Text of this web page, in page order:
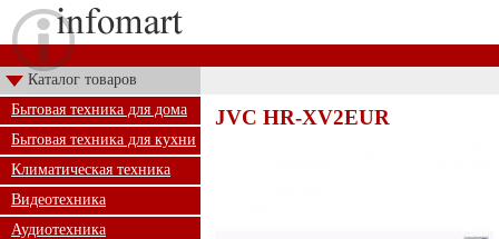
Каталог товаров
Бытовая техника для дома
Бытовая техника для кухни
Климатическая техника
Видеотехника
Аудиотехника
JVC HR-XV2EUR